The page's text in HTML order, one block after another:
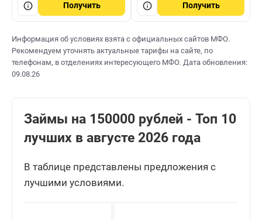
Получить Получить
Информация об условиях взята с официальных сайтов МФО.
Рекомендуем уточнять актуальные тарифы на сайте, по
телефонам, в отделениях интересующего МФО. Дата обновления:
09.08.26
Займы на 150000 рублей - Топ 10
лучших в августе 2026 года
В таблице представлены предложения с
лучшими условиями.